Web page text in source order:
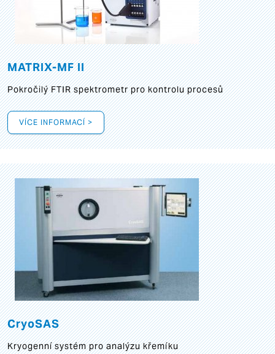
MATRIX-MF II
Pokročilý FTIR spektrometr pro kontrolu procesů
VÍCE INFORMACÍ >
CryoSAS
Kryogenní systém pro analýzu křemíku